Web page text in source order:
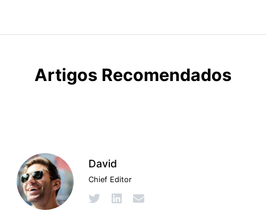
Artigos Recomendados
David
Chief Editor